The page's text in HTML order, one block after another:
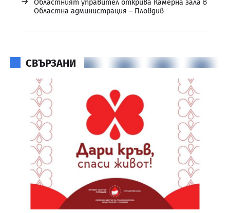
Областният управител открива Камерна зала в
Областна администрация – Пловдив
СВЪРЗАНИ